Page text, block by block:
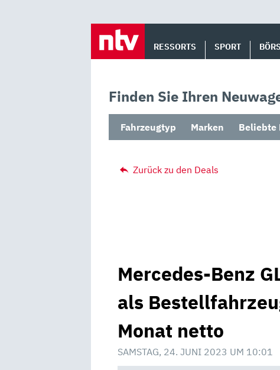
RESSORTS SPORT
Finden Sie Ihren
Fahrzeugtyp Marken Beliebte
Zurück zu den Deals
Mercedes-Benz
als
Monat netto
SAMSTAG, 24. JUNI 2023 UM 10:01